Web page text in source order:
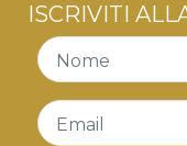
ISCRIVITI
Nome
Email